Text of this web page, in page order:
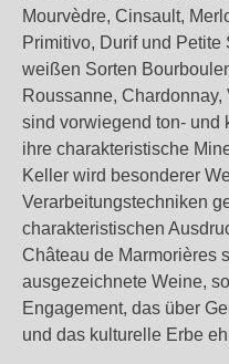
Mourvèdre, Cinsault,
Primitivo, Durif und
weißen Sorten
Roussanne,
sind vorwiegend ton- und
ihre charakteristische
Keller wird besonderer
Verarbeitungstechniken
charakteristischen
Château de Marmorières
ausgezeichnete Weine,
Engagement, das über
und das kulturelle Erbe